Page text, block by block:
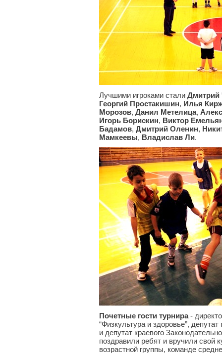
Лучшими игроками стали Дмитрий
Георгий Простакишин, Илья
Морозов, Данил Метелица,
Игорь Борискин, Виктор
Бадамов, Дмитрий Оленин,
Мамкеевы, Владислав Ли.
Почетные гости турнира-
“Физкультура и здоровье”,
и депутат краевого
поздравили ребят и вручили свой
возрастной группы, команде